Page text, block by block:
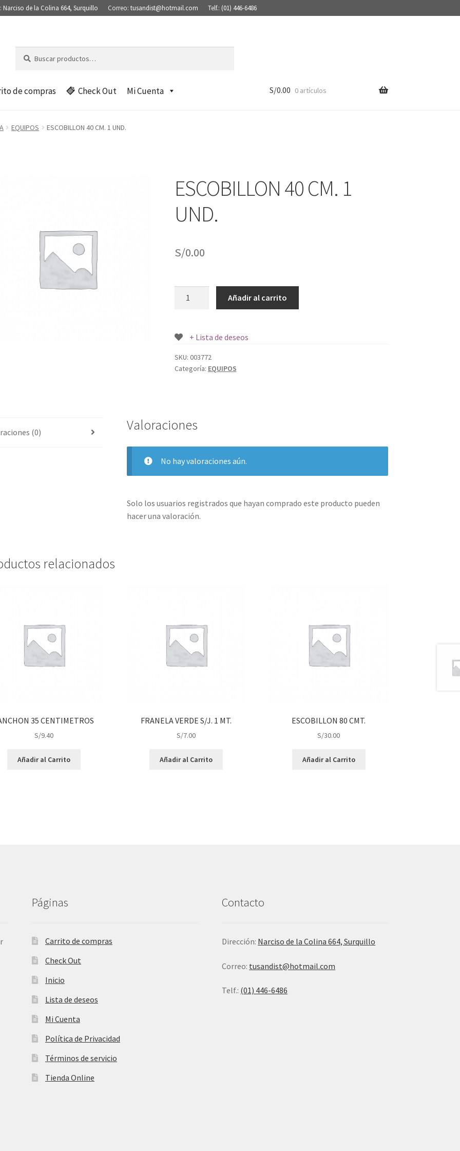
Narciso de la Colina 664, Surquillo Correo: tusandist@hotmail.com Telf.: (01) 446-6486
por:
c
a
de compras Check Out Mi Cuenta S/0.00 0 artículos
EQUIPOS ESCOBILLON 40 CM. 1 UND.
ESCOBILLON 40 CM. 1
UND.
S/0.00
UND.
cantidad
Añadir al carrito
+ Lista de deseos
SKU: 003772
Categoría: EQUIPOS
(0) Valoraciones
No hay valoraciones aún.
Solo los usuarios registrados que hayan comprado este producto pueden
hacer una valoración.
relacionados
35 CENTIMETROS
S/9.40
Añadir al Carrito
FRANELA VERDE S/J. 1 MT.
S/7.00
Añadir al Carrito
ESCOBILLON 80 CMT.
S/30.00
Añadir al Carrito
Páginas
Carrito de compras
Check Out
Inicio
Lista de deseos
Mi Cuenta
Política de Privacidad
Términos de servicio
Tienda Online
Contacto
Dirección: Narciso de la Colina 664, Surquillo
Correo: tusandist@hotmail.com
Telf.: (01) 446-6486